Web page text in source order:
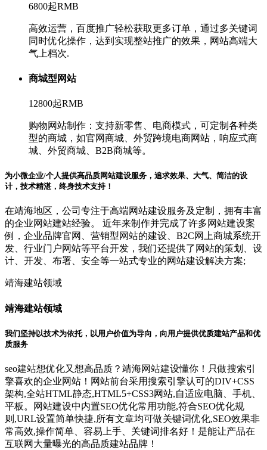
6800起RMB
高效运营，百度推广轻松获取更多订单，通过多关键词
同时优化操作，达到实现整站推广的效果，网站高端大
气上档次.
商城型网站
12800起RMB
购物网站制作：支持新零售、电商模式，可定制各种类
型的商城，如官网商城、外贸跨境电商网站，响应式商
城、外贸商城、B2B商城等。
为小微企业/个人提供高品质网站建设服务，追求效果、大气、简洁的设
计，技术精湛，终身技术支持！
在靖海地区，公司专注于高端网站建设服务及定制，拥有丰富
的企业网站建站经验。 近年来制作并完成了许多网站建设案
例，企业品牌官网、营销型网站的建设、B2C网上商城系统开
发、行业门户网站等平台开发，我们还提供了网站的策划、设
计、开发、布署、安全等一站式专业的网站建设解决方案;
靖海建站领域
靖海建站领域
我们坚持以技术为依托，以用户价值为导向，向用户提供优质建站产品和优
质服务
seo建站想优化又想高品质？靖海网站建设懂你！只做搜索引
擎喜欢的企业网站！网站前台采用搜索引擎认可的DIV+CSS
架构,全站HTML静态,HTML5+CSS3网站,自适应电脑、手机、
平板。网站建设中内置SEO优化常用功能,符合SEO优化规
则,URL设置简单快捷,所有文章均可做关键词优化,SEO效果非
常高效,操作简单、容易上手、关键词排名好！是能让产品在
互联网大量曝光的高品质建站品牌！